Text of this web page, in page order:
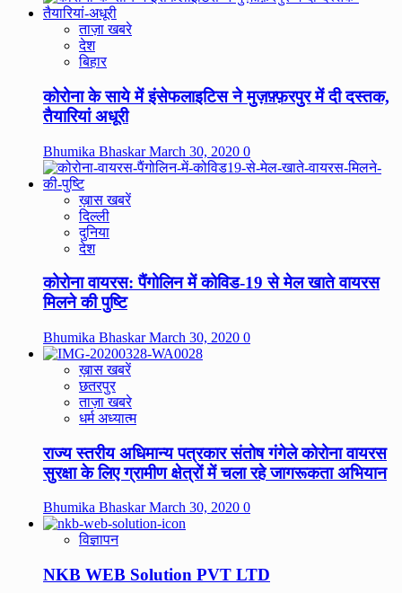
ताज़ा खबरे
देश
बिहार
कोरोना के साये में इंसेफलाइटिस ने मुज़फ़्फ़रपुर में दी दस्तक,
तैयारियां अधूरी
Bhumika BhaskarMarch 30, 2020 0
ख़ास खबरें
दिल्ली
दुनिया
देश
कोरोना वायरस: पैंगोलिन में कोविड-19 से मेल खाते वायरस
मिलने की पुष्टि
Bhumika BhaskarMarch 30, 2020 0
ख़ास खबरें
छतरपुर
ताज़ा खबरे
धर्म अध्यात्म
राज्य स्तरीय अधिमान्य पत्रकार संतोष गंगेले कोरोना वायरस
सुरक्षा के लिए ग्रामीण क्षेत्रों में चला रहे जागरूकता अभियान
Bhumika BhaskarMarch 30, 2020 0
विज्ञापन
NKB WEB Solution PVT LTD